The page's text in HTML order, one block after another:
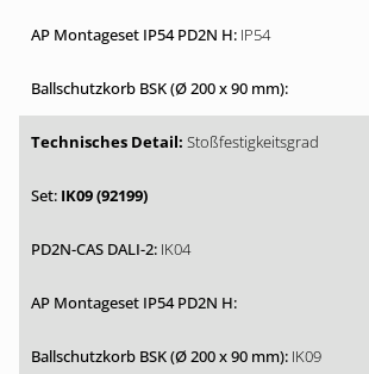
IP54
Stoßfestigkeitsgrad
IK09 (92199)
IK04
IK09